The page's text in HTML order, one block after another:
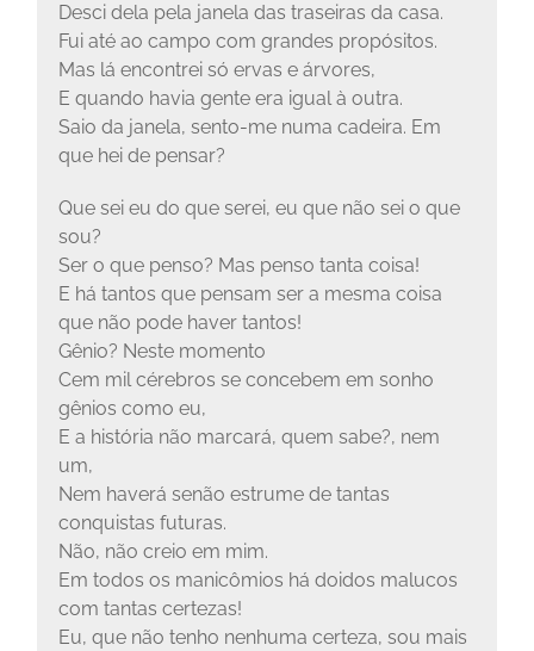
Desci dela pela janela das traseiras da casa.
Fui até ao campo com grandes propósitos.
Mas lá encontrei só ervas e árvores,
E quando havia gente era igual à outra.
Saio da janela, sento-me numa cadeira. Em
que hei de pensar?
Que sei eu do que serei, eu que não sei o que
sou?
Ser o que penso? Mas penso tanta coisa!
E há tantos que pensam ser a mesma coisa
que não pode haver tantos!
Gênio? Neste momento
Cem mil cérebros se concebem em sonho
gênios como eu,
E a história não marcará, quem sabe?, nem
um,
Nem haverá senão estrume de tantas
conquistas futuras.
Não, não creio em mim.
Em todos os manicômios há doidos malucos
com tantas certezas!
Eu, que não tenho nenhuma certeza, sou mais